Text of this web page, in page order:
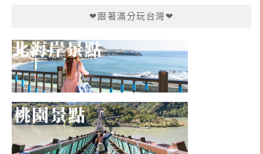
❤跟著滿分玩台灣❤